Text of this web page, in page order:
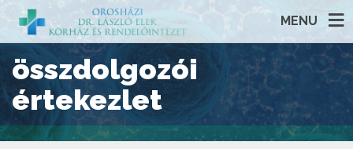
MENU
összdolgozói
értekezlet